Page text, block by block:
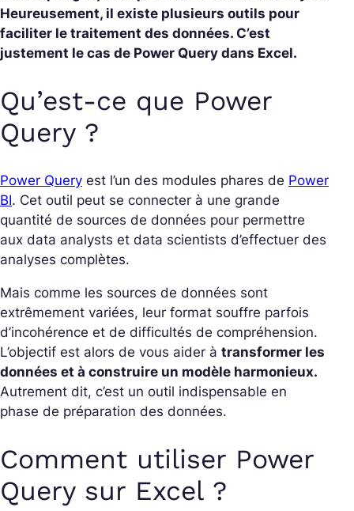
Heureusement, il existe plusieurs outils pour
faciliter le traitement des données. C’est
justement le cas de Power Query dans Excel.
Qu’est-ce que Power
Query ?
Power Query est l’un des modules phares de Power
BI. Cet outil peut se connecter à une grande
quantité de sources de données pour permettre
aux data analysts et data scientists d’effectuer des
analyses complètes.
Mais comme les sources de données sont
extrêmement variées, leur format souffre parfois
d’incohérence et de difficultés de compréhension.
L’objectif est alors de vous aider à transformer les
données et à construire un modèle harmonieux.
Autrement dit, c’est un outil indispensable en
phase de préparation des données.
Comment utiliser Power
Query sur Excel ?